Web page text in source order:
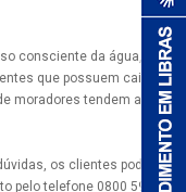
consciente da água,
que possuem caixas
moradores tendem a
os clientes podem
pelo telefone 0800 595